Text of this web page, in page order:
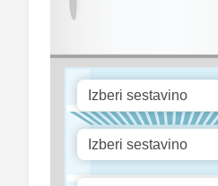
Vitamin D